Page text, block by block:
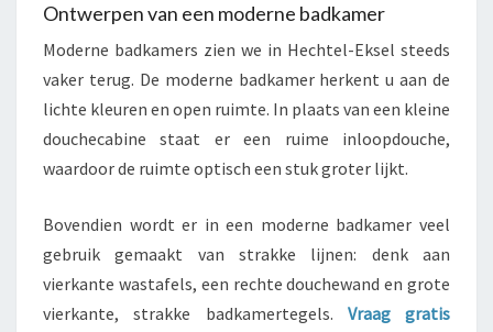
Ontwerpen van een moderne badkamer
Moderne badkamers zien we in Hechtel-Eksel steeds
vaker terug. De moderne badkamer herkent u aan de
lichte kleuren en open ruimte. In plaats van een kleine
douchecabine staat er een ruime inloopdouche,
waardoor de ruimte optisch een stuk groter lijkt.
Bovendien wordt er in een moderne badkamer veel
gebruik gemaakt van strakke lijnen: denk aan
vierkante wastafels, een rechte douchewand en grote
vierkante, strakke badkamertegels. Vraag gratis